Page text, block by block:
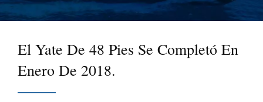
El Yate De 48 Pies Se Completó En
Enero De 2018.